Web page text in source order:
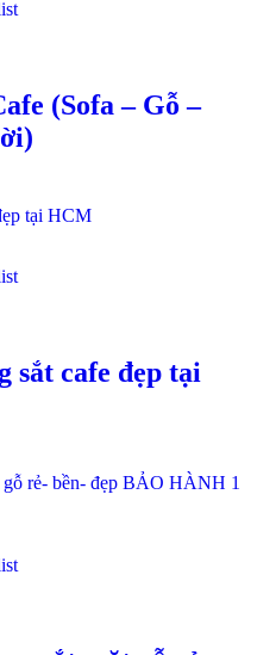
(Sofa – Gỗ –
sắt cafe đẹp tại